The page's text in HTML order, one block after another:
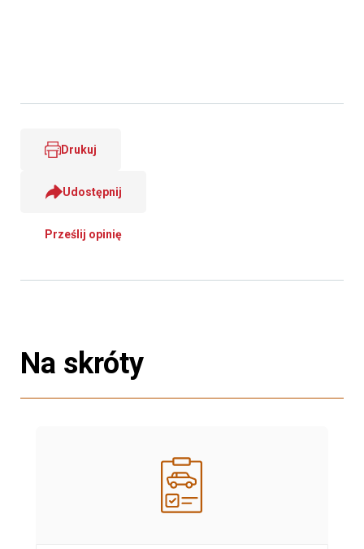
Drukuj
Udostępnij
Prześlij opinię
Na skróty